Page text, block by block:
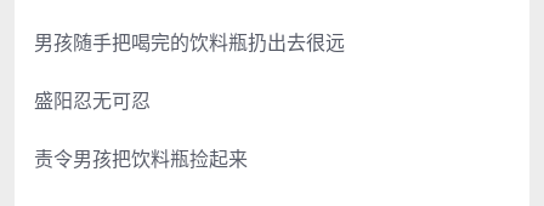
男孩随手把喝完的饮料瓶扔出去很远
盛阳忍无可忍
责令男孩把饮料瓶捡起来